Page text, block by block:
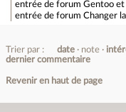
entrée de forum Gentoo et
entrée de forum Changer
Trier par : date note
dernier commentaire
Revenir en haut de page